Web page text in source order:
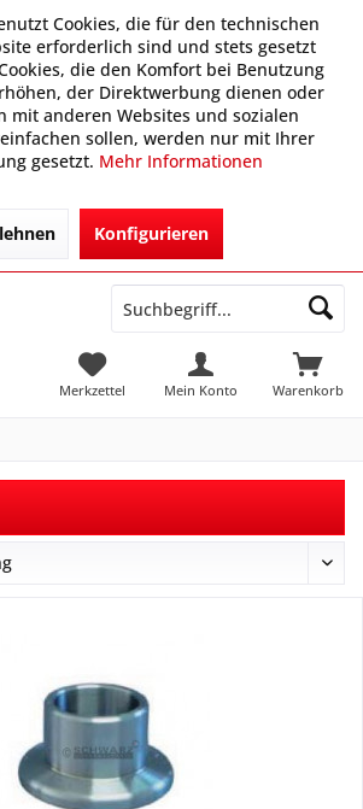
Cookies, die für den technischen
erforderlich sind und stets gesetzt
die den Komfort bei Benutzung
der Direktwerbung dienen oder
mit anderen Websites und sozialen
sollen, werden nur mit Ihrer
gesetzt. Mehr Informationen
Konfigurieren
Warenkorb
Merkzettel Mein Konto